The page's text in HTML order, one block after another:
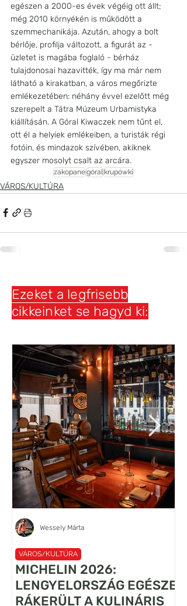
egészen a 2000-es évek végéig ott állt;
még 2010 környékén is működött a
szemmechanikája. Azután, ahogy a bolt
bérlője, profilja változott, a figurát az -
üzletet is magába foglaló - bérház
tulajdonosai hazavitték, így ma már nem
látható a kirakatban, a város megőrizte
emlékezetében: néhány évvel ezelőtt még
szerepelt a Tátra Múzeum Urbamistyka
kiállításán. A Góral Kiwaczek nem tűnt el,
ott él a helyiek emlékeiben, a turisták régi
fotóin, és mindazok szívében, akiknek
egyszer mosolyt csalt az arcára.
zakopanegóral krupówki
VÁROS/KULTÚRA
Ezeket a legfrisebb
cikkeinket se hagyd ki:
MICHELIN 2026:
LENGYELORSZÁG EGÉSZE
RÁKERÜLT A KULINÁRIS
VÁROS/KULTÚRA
Wessely Márta